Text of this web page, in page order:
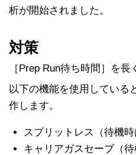
析が開始されました。
対策
［Prep Run待ち時間］を長
以下の機能を使用している
作します。
スプリットレス（待機時
キャリアガスセーブ（待